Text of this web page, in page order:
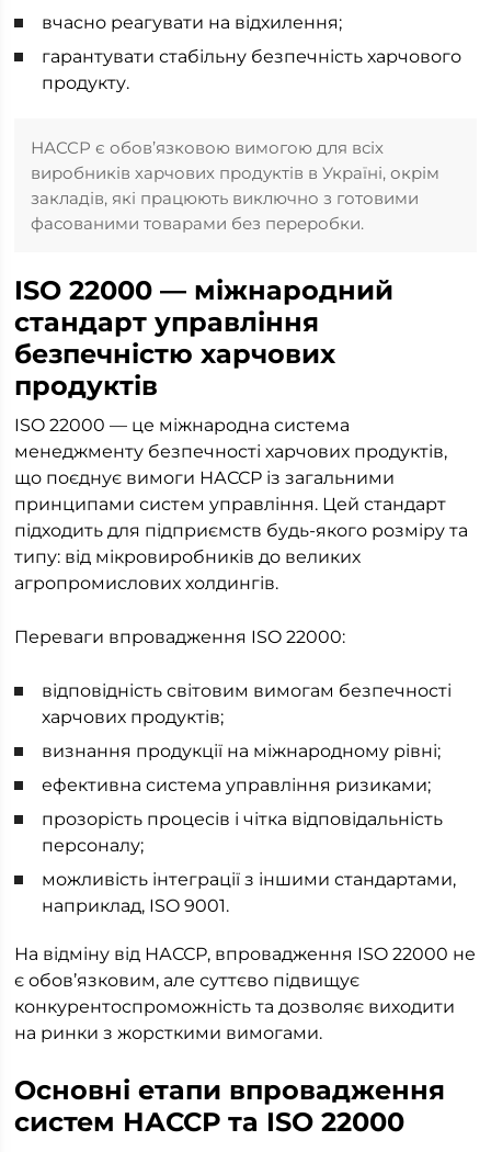
вчасно реагувати на відхилення;
гарантувати стабільну безпечність харчового
продукту.
НАССР є обов’язковою вимогою для всіх
виробників харчових продуктів в Україні, окрім
закладів, які працюють виключно з готовими
фасованими товарами без переробки.
ISO 22000 — міжнародний
стандарт управління
безпечністю харчових
продуктів
ISO 22000 — це міжнародна система
менеджменту безпечності харчових продуктів,
що поєднує вимоги НАССР із загальними
принципами систем управління. Цей стандарт
підходить для підприємств будь-якого розміру та
типу: від мікровиробників до великих
агропромислових холдингів.
Переваги впровадження ISO 22000:
відповідність світовим вимогам безпечності
харчових продуктів;
визнання продукції на міжнародному рівні;
ефективна система управління ризиками;
прозорість процесів і чітка відповідальність
персоналу;
можливість інтеграції з іншими стандартами,
наприклад, ISO 9001.
На відміну від НАССР, впровадження ISO 22000 не
є обов’язковим, але суттєво підвищує
конкурентоспроможність та дозволяє виходити
на ринки з жорсткими вимогами.
Основні етапи впровадження
систем НАССР та ISO 22000